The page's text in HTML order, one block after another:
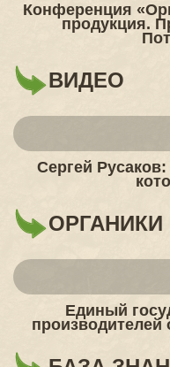
Конференция
продукция.
ВИДЕО
Сергей
ОРГАНИКИ
Единый
производителей